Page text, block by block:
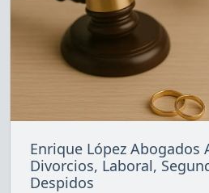
Enrique López Abogados
Divorcios, Laboral,
Despidos